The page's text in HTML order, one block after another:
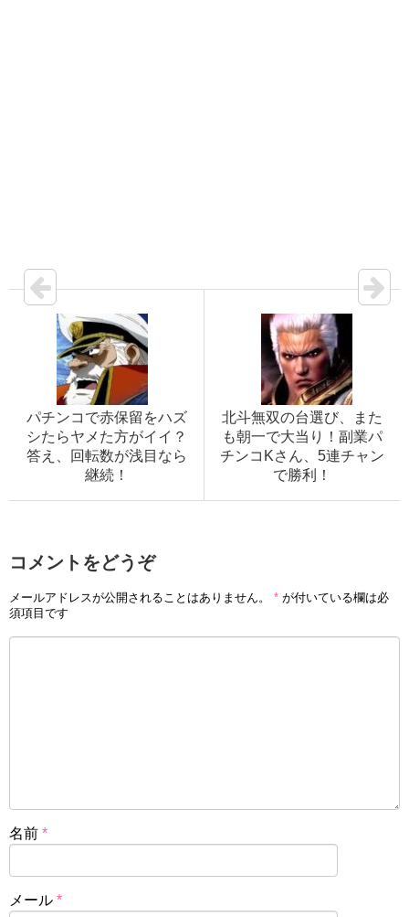
パチンコで赤保留をハズ
シたらヤメた方がイイ？
答え、回転数が浅目なら
継続！
北斗無双の台選び、また
も朝一で大当り！副業パ
チンコKさん、5連チャン
で勝利！
コメントをどうぞ
メールアドレスが公開されることはありません。 * が付いている欄は必
須項目です
名前 *
メール *